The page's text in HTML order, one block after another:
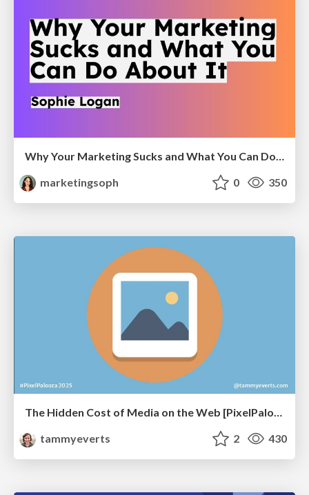
marketingsoph
0 350
The Hidden Cost of Media on the Web [PixelPalooza 2025]
tammyeverts
2 430